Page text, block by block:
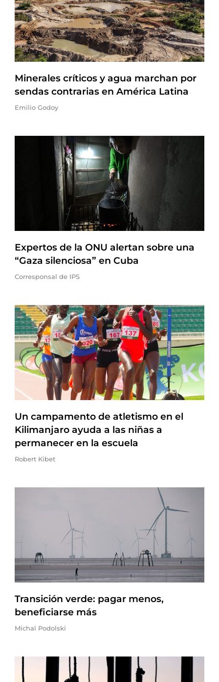
Minerales críticos y agua marchan por
sendas contrarias en América Latina
Emilio Godoy
Expertos de la ONU alertan sobre una
“Gaza silenciosa” en Cuba
Corresponsal de IPS
Un campamento de atletismo en el
Kilimanjaro ayuda a las niñas a
permanecer en la escuela
Robert Kibet
Transición verde: pagar menos,
beneficiarse más
Michal Podolski